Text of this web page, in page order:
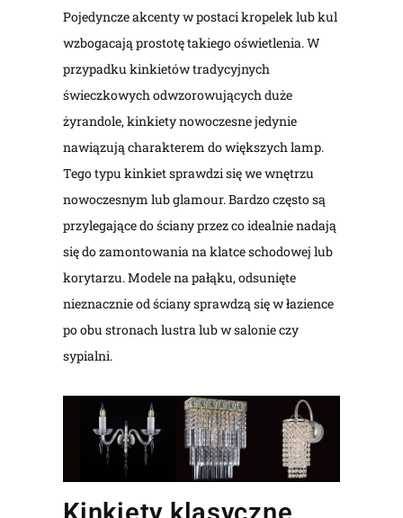
Pojedyncze akcenty w postaci kropelek lub kul
wzbogacają prostotę takiego oświetlenia. W
przypadku kinkietów tradycyjnych
świeczkowych odwzorowujących duże
żyrandole, kinkiety nowoczesne jedynie
nawiązują charakterem do większych lamp.
Tego typu kinkiet sprawdzi się we wnętrzu
nowoczesnym lub glamour. Bardzo często są
przylegające do ściany przez co idealnie nadają
się do zamontowania na klatce schodowej lub
korytarzu. Modele na pałąku, odsunięte
nieznacznie od ściany sprawdzą się w łazience
po obu stronach lustra lub w salonie czy
sypialni.